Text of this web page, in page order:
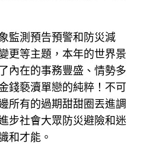
監測預告預警和防災減
更等主題，本年的世界景
內在的事務豐盛、情勢多
錢褻瀆單戀的純粹！不可
所有的過期甜甜圈丟進調
步社會大眾防災避險和迷
和才能。